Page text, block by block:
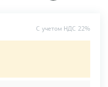
C учетом НДС 22%